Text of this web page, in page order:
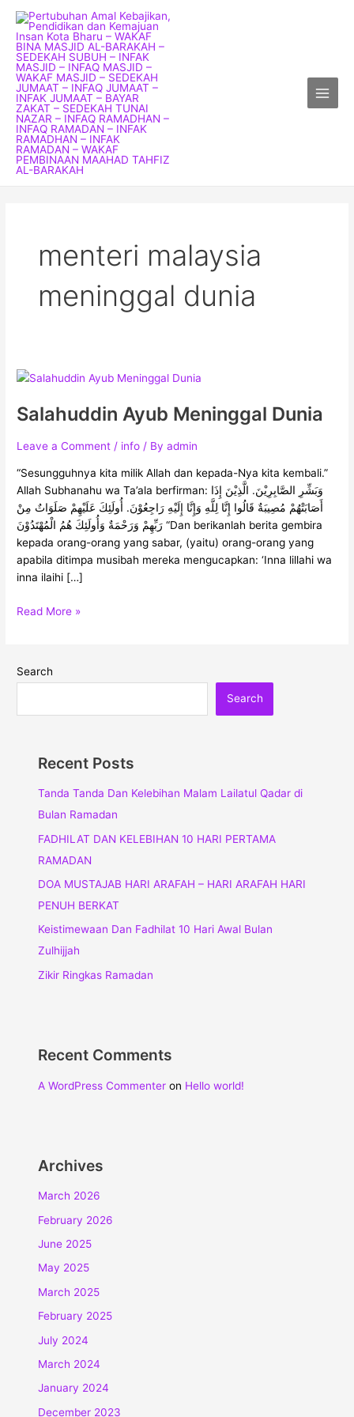
content
menteri malaysia
meninggal dunia
Salahuddin Ayub Meninggal Dunia
Leave a Comment / info / Byadmin
“Sesungguhnya kita milik Allah dan kepada-Nya kita kembali.”
Allah Subhanahu wa Ta’ala berfirman: وَبَشِّرِ الصَّابِرِيْنَ. الَّذِيْنَ إِذَا
أَصَابَتْهُمْ مُصِيبَةٌ قَالُوا إِنَّا لِلَّهِ وَإِنَّا إِلَيْهِ رَاجِعُوْنَ. أُولَئِكَ عَلَيْهِمْ صَلَوَاتٌ مِنْ
رَبِّهِمْ وَرَحْمَةٌ وَأُولَئِكَ هُمُ الْمُهْتَدُوْنَ “Dan berikanlah berita gembira
kepada orang-orang yang sabar, (yaitu) orang-orang yang
apabila ditimpa musibah mereka mengucapkan: ‘Inna lillahi wa
inna ilaihi […]
Salahuddin
Meninggal
Read More »
Search
Search
Recent Posts
Tanda Tanda Dan Kelebihan Malam Lailatul Qadar di
Bulan Ramadan
FADHILAT DAN KELEBIHAN 10 HARI PERTAMA
RAMADAN
DOA MUSTAJAB HARI ARAFAH – HARI ARAFAH HARI
PENUH BERKAT
Keistimewaan Dan Fadhilat 10 Hari Awal Bulan
Zulhijjah
Zikir Ringkas Ramadan
Recent Comments
A WordPress Commenter on Hello world!
Archives
March 2026
February 2026
June 2025
May 2025
March 2025
February 2025
July 2024
March 2024
January 2024
December 2023